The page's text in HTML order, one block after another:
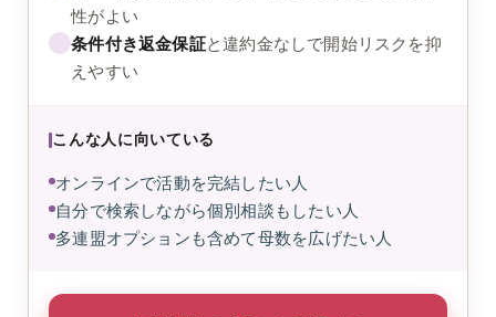
性がよい
条件付き返金保証と違約金なしで開始リスクを抑
えやすい
こんな人に向いている
オンラインで活動を完結したい人
自分で検索しながら個別相談もしたい人
多連盟オプションも含めて母数を広げたい人